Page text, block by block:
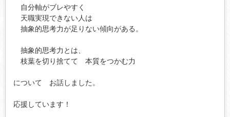
自分軸がブレやすく
天職実現できない人は
抽象的思考力が足りない傾向がある。
抽象的思考力とは、
枝葉を切り捨てて　本質をつかむ力
について　お話しました。
応援しています！